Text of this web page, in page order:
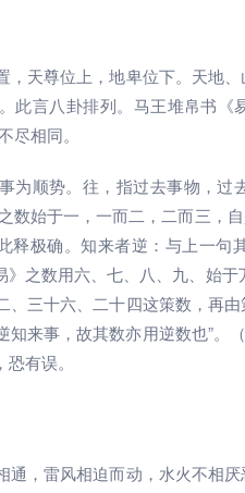
天尊位上，地卑位下。天地、
此言八卦排列。马王堆帛书《
尽相同。
为顺势。往，指过去事物，过
数始于一，一而二，二而三，
释极确。知来者逆：与上一
之数用六、七、八、九、始
、三十六、二十四这策数，再
来事，故其数亦用逆数也”。
有误。
通，雷风相迫而动，水火不相